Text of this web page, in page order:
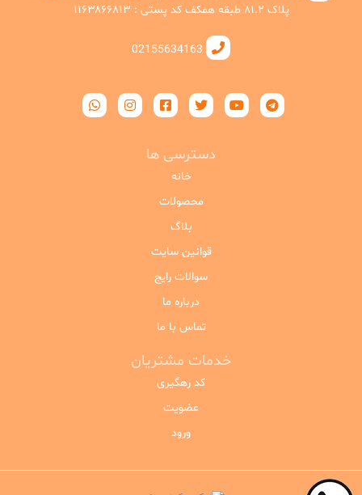
پلاک ۸۱.۲ طبقه همکف کد پستی : ۱۱۶۳۸۶۶۸۱۳
02155634163
دسترسی ها
خانه
محصولات
بلاگ
قوانین سایت
سوالات رایج
درباره ما
تماس با ما
خدمات مشتریان
کد رهگیری
عضویت
ورود